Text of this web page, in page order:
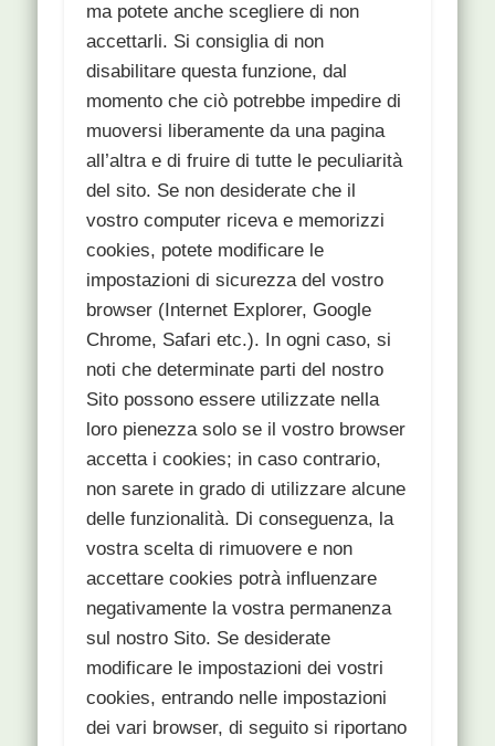
ma potete anche scegliere di non
accettarli. Si consiglia di non
disabilitare questa funzione, dal
momento che ciò potrebbe impedire di
muoversi liberamente da una pagina
all’altra e di fruire di tutte le peculiarità
del sito. Se non desiderate che il
vostro computer riceva e memorizzi
cookies, potete modificare le
impostazioni di sicurezza del vostro
browser (Internet Explorer, Google
Chrome, Safari etc.). In ogni caso, si
noti che determinate parti del nostro
Sito possono essere utilizzate nella
loro pienezza solo se il vostro browser
accetta i cookies; in caso contrario,
non sarete in grado di utilizzare alcune
delle funzionalità. Di conseguenza, la
vostra scelta di rimuovere e non
accettare cookies potrà influenzare
negativamente la vostra permanenza
sul nostro Sito. Se desiderate
modificare le impostazioni dei vostri
cookies, entrando nelle impostazioni
dei vari browser, di seguito si riportano